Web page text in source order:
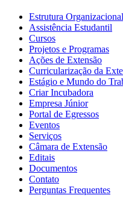
Estrutura Organizacional
Assistência Estudantil
Cursos
Projetos e Programas
Ações de Extensão
Curricularização da
Estágio e Mundo do
Criar Incubadora
Empresa Júnior
Portal de Egressos
Eventos
Serviços
Câmara de Extensão
Editais
Documentos
Contato
Perguntas Frequentes